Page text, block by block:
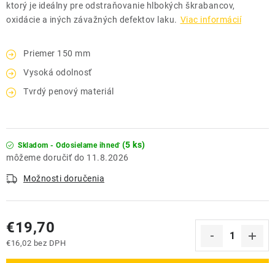
ktorý je ideálny pre odstraňovanie hlbokých škrabancov,
oxidácie a iných závažných defektov laku. Viac informácií
Priemer 150 mm
Vysoká odolnosť
Tvrdý penový materiál
Skladom - Odosielame ihneď (5 ks)
11.8.2026
Možnosti doručenia
€19,70
€16,02 bez DPH